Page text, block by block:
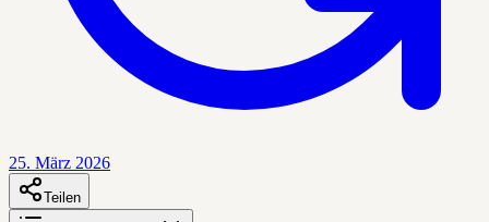
25. März 2026
Teilen